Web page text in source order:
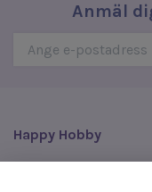
Anmäl
Happy Hobby